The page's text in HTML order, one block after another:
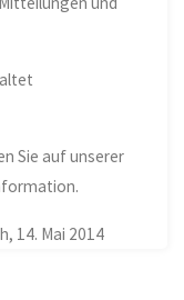
Sie auf unserer
14. Mai 2014